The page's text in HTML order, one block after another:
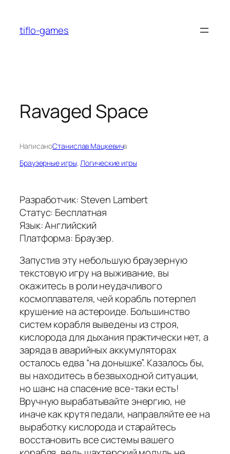
содержимому
tiflo-games
Ravaged Space
НаписаноСтанислав Мацкевичв
Браузерные игры, Логические игры
Разработчик: Steven Lambert
Статус: Бесплатная
Язык: Английский
Платформа: Браузер.
Запустив эту небольшую браузерную
текстовую игру на выживание, вы
окажитесь в роли неудачливого
космоплавателя, чей корабль потерпел
крушение на астероиде. Большинство
систем корабля выведены из строя,
кислорода для дыхания практически нет, а
заряда в аварийных аккумуляторах
осталось едва “на донышке”. Казалось бы,
вы находитесь в безвыходной ситуации,
но шанс на спасение все-таки есть!
Вручную вырабатывайте энергию, не
иначе как крутя педали, направляйте ее на
выработку кислорода и старайтесь
восстановить все системы вашего